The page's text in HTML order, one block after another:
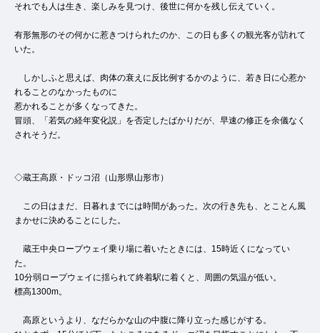
それでも人は生き、楽しみを見つけ、後世に何かを残し伝えていく。
有形無形のその何かに惹きつけられたのか、この日も多くの観光客が訪れて
いた。
しかしふと思えば、肉体の衰えに反比例するかのように、若き日に心惹か
れることのなかったものに
惹かれることが多くなってきた。
冒頭、「若気の経年変化説」を否定したばかりだが、早速の修正を余儀なく
されそうだ。
◇蔵王高原・ドッコ沼（山形県山形市）
この日はまだ、日暮れまでには時間があった。次の行き先も、とことん風
まかせに決めることにした。
蔵王中央ロープウェイ乗り場に着いたときには、15時近くになってい
た。
10分弱ロープウェイに揺られて終着駅に着くと、周囲の気温が低い。
標高1300m。
高原というより、なだらかな山の中腹に降り立った感じがする。